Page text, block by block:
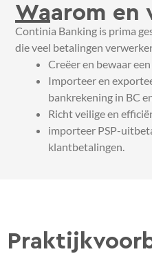
Waarom en
Continia Banking is prima
die veel betalingen
Creëer en bewaar
Importeer en
bankrekening in BC
Richt veilige en
importeer PSP-
klantbetalingen.